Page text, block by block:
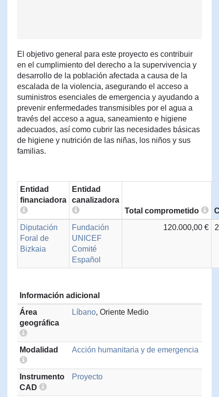
El objetivo general para este proyecto es contribuir
en el cumplimiento del derecho a la supervivencia y
desarrollo de la población afectada a causa de la
escalada de la violencia, asegurando el acceso a
suministros esenciales de emergencia y ayudando a
prevenir enfermedades transmisibles por el agua a
través del acceso a agua, saneamiento e higiene
adecuados, así como cubrir las necesidades básicas
de higiene y nutrición de las niñas, los niños y sus
familias.
Entidad
financiadora
Entidad
canalizadora
Total comprometido
Diputación
Foral de
Bizkaia
Fundación
UNICEF
Comité
Español
120.000,00 €
Información adicional
Área
geográfica
Líbano, Oriente Medio
Modalidad Acción humanitaria y de emergencia
Instrumento
CAD
Proyecto